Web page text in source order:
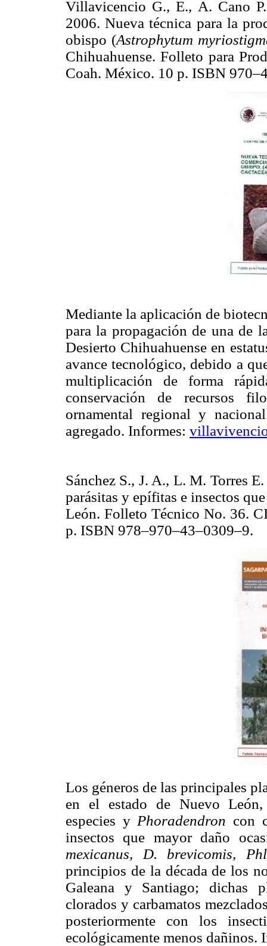
Villavicencio G., E., A. Cano
2006. Nueva técnica para la
obispo (Astrophytum
Chihuahuense. Folleto para
Coah. México. 10 p. ISBN
Mediante la aplicación de
para la propagación de una de
Desierto Chihuahuense en
avance tecnológico, debido a
multiplicación de forma
conservación de recursos
ornamental regional y
agregado. Informes:
Sánchez S., J. A., L. M. Torres
parásitas y epífitas e insectos
León. Folleto Técnico No. 36.
p. ISBN 978–970–43–0309–9.
Los géneros de las principales
en el estado de Nuevo
especies y Phoradendron con
insectos que mayor daño
mexicanus, D. brevicomis,
principios de la década de los
Galeana y Santiago; dichas
clorados y carbamatos
posteriormente con los
ecológicamente menos dañinos.